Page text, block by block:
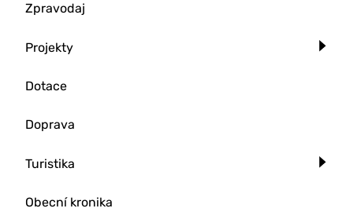
Zpravodaj
Projekty
Dotace
Doprava
Turistika
Obecní kronika